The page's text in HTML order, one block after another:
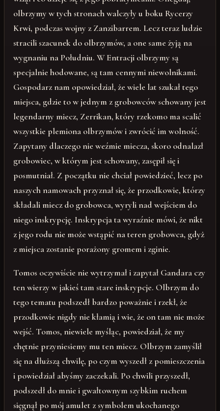
olbrzymy w tych stronach walczyły u boku Rycerzy
Krwi, podczas wojny z Zanzibarrem. Lecz teraz ludzie
stracili szacunek do olbrzymów, a one same żyją na
wygnaniu na Południu. W Entracji olbrzymy są
specjalnie hodowane, są tam cennymi niewolnikami.
Gospodarz nam opowiedział, że wiele lat szukał tego
miejsca, gdzie to w jednym z grobowców schowany jest
legendarny miecz, Zerrikan, który rzekomo ma scalić
wszystkie plemiona olbrzymów i zwrócić im wolność.
Zapytany dlaczego nie weźmie miecza, skoro odnalazł
grobowiec, w którym jest schowany, zasępił się i
posmutniał. Z początku nie chciał powiedzieć, lecz po
naszych namowach przyznał się, że przodkowie, którzy
składali miecz do grobowca, wyryli nad wejściem do
niego inskrypcję. Inskrypcja ta wyraźnie mówi, że nikt
z jego rodu nie może wstąpić na teren grobowca, gdyż
z miejsca zostanie porażony gromem i zginie.
Tomos oczywiście nie wytrzymał i zapytał Gandara czy
ten wierzy w jakieś tam stare inskrypcje. Olbrzym do
tego tematu podszedł bardzo poważnie i rzekł, że
przodkowie nigdy nie kłamią i wie, że on tam nie może
wejść. Tomos, niewiele myśląc, powiedział, że my
chętnie przyniesiemy mu ten miecz. Olbrzym zamyślił
się na dłuższą chwilę, po czym wyszedł z pomieszczenia
i powiedział abyśmy zaczekali. Po chwili przyszedł,
podszedł do mnie i gwałtownym szybkim ruchem
sięgnął po mój amulet z symbolem ukochanego